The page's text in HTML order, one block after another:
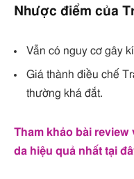
Nhược điểm của
Vẫn có nguy cơ gây
Giá thành điều chế
thường khá đắt.
Tham khảo bài review
da hiệu quả nhất tại